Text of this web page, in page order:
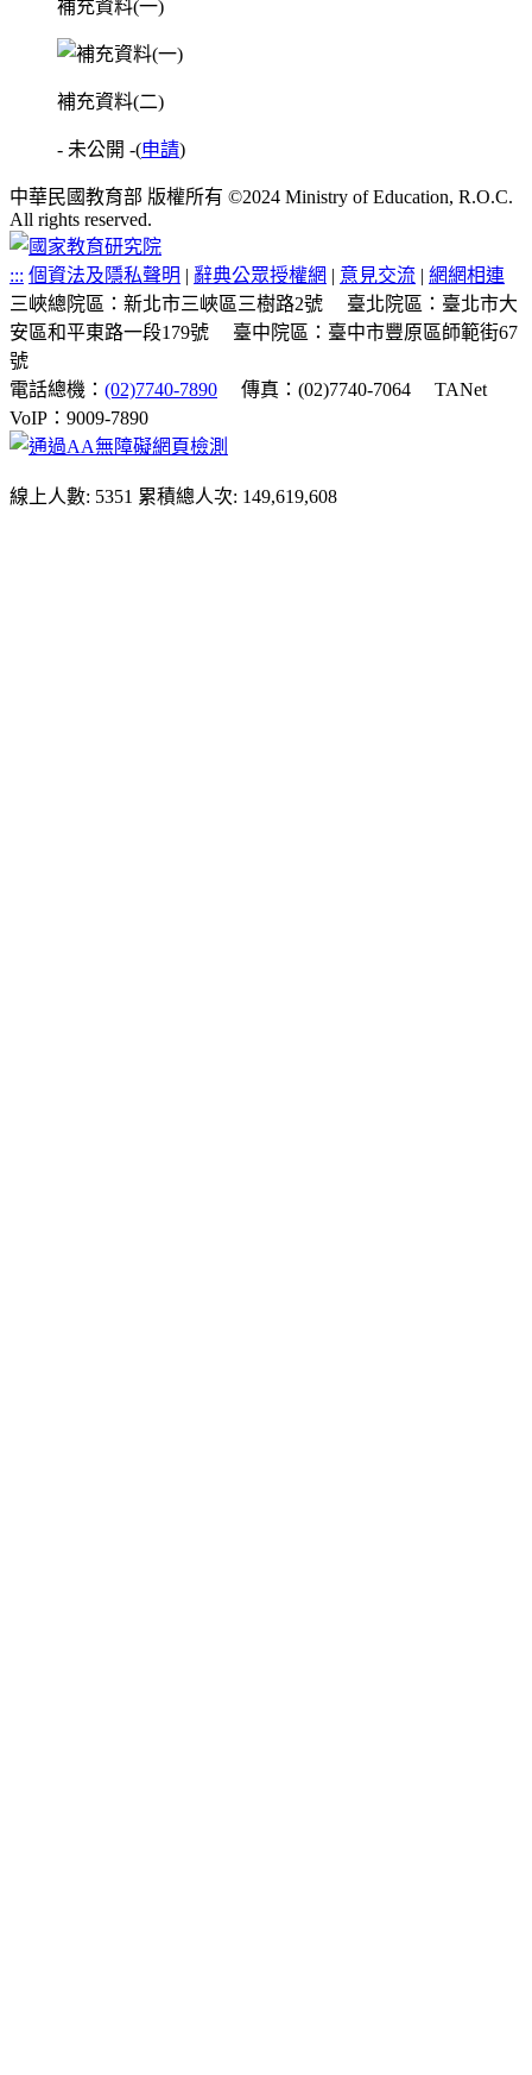
補充資料(一)
補充資料(二)
- 未公開 -(申請)
中華民國教育部 版權所有 ©2024 Ministry of Education, R.O.C.
All rights reserved.
::: 個資法及隱私聲明 | 辭典公眾授權網 | 意見交流 | 網網相連
三峽總院區：新北市三峽區三樹路2號
臺北院區：臺北市大
安區和平東路一段179號
臺中院區：臺中市豐原區師範街67
號
電話總機： (02)7740-7890 傳真：(02)7740-7064
TANet
VoIP：9009-7890
線上人數: 5351 累積總人次: 149,619,608